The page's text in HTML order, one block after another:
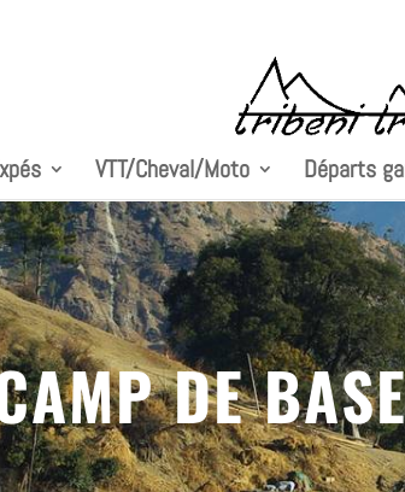
VTT/Cheval/Moto Départs
DE